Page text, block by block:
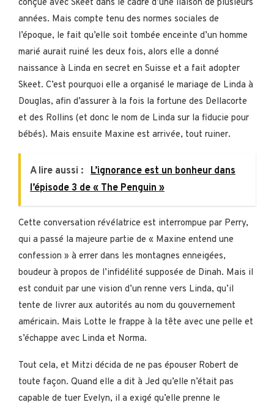
conçue avec Skeet dans le cadre d’une liaison de plusieurs
années. Mais compte tenu des normes sociales de
l’époque, le fait qu’elle soit tombée enceinte d’un homme
marié aurait ruiné les deux fois, alors elle a donné
naissance à Linda en secret en Suisse et a fait adopter
Skeet. C’est pourquoi elle a organisé le mariage de Linda à
Douglas, afin d’assurer à la fois la fortune des Dellacorte
et des Rollins (et donc le nom de Linda sur la fiducie pour
bébés). Mais ensuite Maxine est arrivée, tout ruiner.
A lire aussi :
L’ignorance est un bonheur dans
l’épisode 3 de « The Penguin »
Cette conversation révélatrice est interrompue par Perry,
qui a passé la majeure partie de « Maxine entend une
confession » à errer dans les montagnes enneigées,
boudeur à propos de l’infidélité supposée de Dinah. Mais il
est conduit par une vision d’un renne vers Linda, qu’il
tente de livrer aux autorités au nom du gouvernement
américain. Mais Lotte le frappe à la tête avec une pelle et
s’échappe avec Linda et Norma.
Tout cela, et Mitzi décida de ne pas épouser Robert de
toute façon. Quand elle a dit à Jed qu’elle n’était pas
capable de tuer Evelyn, il a exigé qu’elle prenne le